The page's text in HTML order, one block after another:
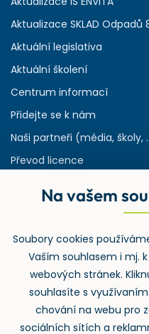
Aktualizace SKLAD Odpadů
Aktuální legislativa
Aktuální školení
Centrum informací
Přidejte se k nám
Naši partneři (média, školy,
Převod licence
Rejstřík používaných
Zpětný odběr
Na vašem
Soubory cookies
Vaším souhlasem i mj.
webových stránek.
souhlasíte s
chování na webu pro
sociálních sítích a